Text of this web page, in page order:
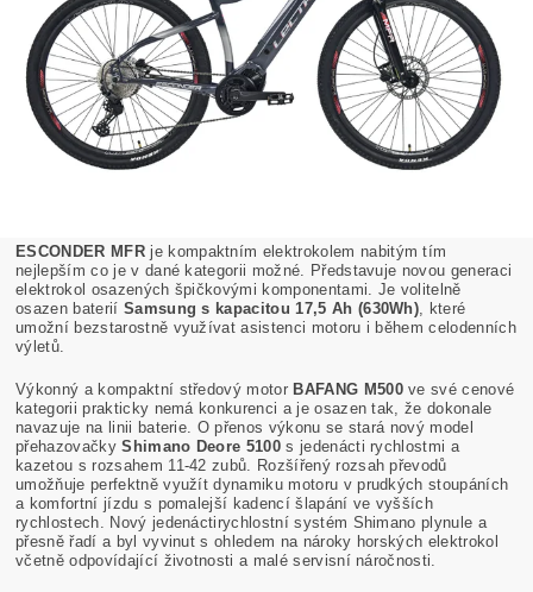
ESCONDER MFR je kompaktním elektrokolem nabitým tím
nejlepším co je v dané kategorii možné. Představuje novou generaci
elektrokol osazených špičkovými komponentami. Je volitelně
osazen baterií Samsung s kapacitou 17,5 Ah (630Wh) , které
umožní bezstarostně využívat asistenci motoru i během celodenních
výletů.
Výkonný a kompaktní středový motor BAFANG M500 ve své cenové
kategorii prakticky nemá konkurenci a je osazen tak, že dokonale
navazuje na linii baterie. O přenos výkonu se stará nový model
přehazovačky Shimano Deore 5100 s jedenácti rychlostmi a
kazetou s rozsahem 11-42 zubů. Rozšířený rozsah převodů
umožňuje perfektně využít dynamiku motoru v prudkých stoupáních
a komfortní jízdu s pomalejší kadencí šlapání ve vyšších
rychlostech. Nový jedenáctirychlostní systém Shimano plynule a
přesně řadí a byl vyvinut s ohledem na nároky horských elektrokol
včetně odpovídající životnosti a malé servisní náročnosti.